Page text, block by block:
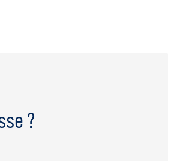
?